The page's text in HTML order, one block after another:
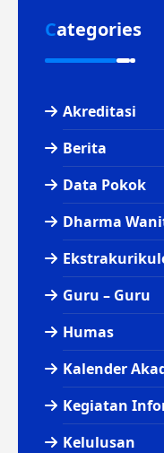
Categories
Akreditasi
Berita
Data Pokok
Dharma
Guru – Guru
Humas
Kalender
Kegiatan
Kelulusan